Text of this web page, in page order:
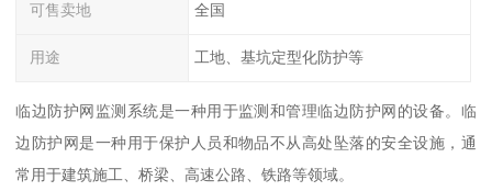
可售卖地 全国
用途 工地、基坑定型化防护等
临边防护网监测系统是一种用于监测和管理临边防护网的设备。临
边防护网是一种用于保护人员和物品不从高处坠落的安全设施，通
常用于建筑施工、桥梁、高速公路、铁路等领域。